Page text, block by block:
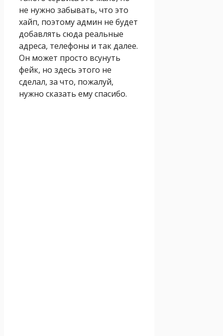
не нужно забывать, что это
хайп, поэтому админ не будет
добавлять сюда реальные
адреса, телефоны и так далее.
Он может просто всунуть
фейк, но здесь этого не
сделал, за что, пожалуй,
нужно сказать ему спасибо.